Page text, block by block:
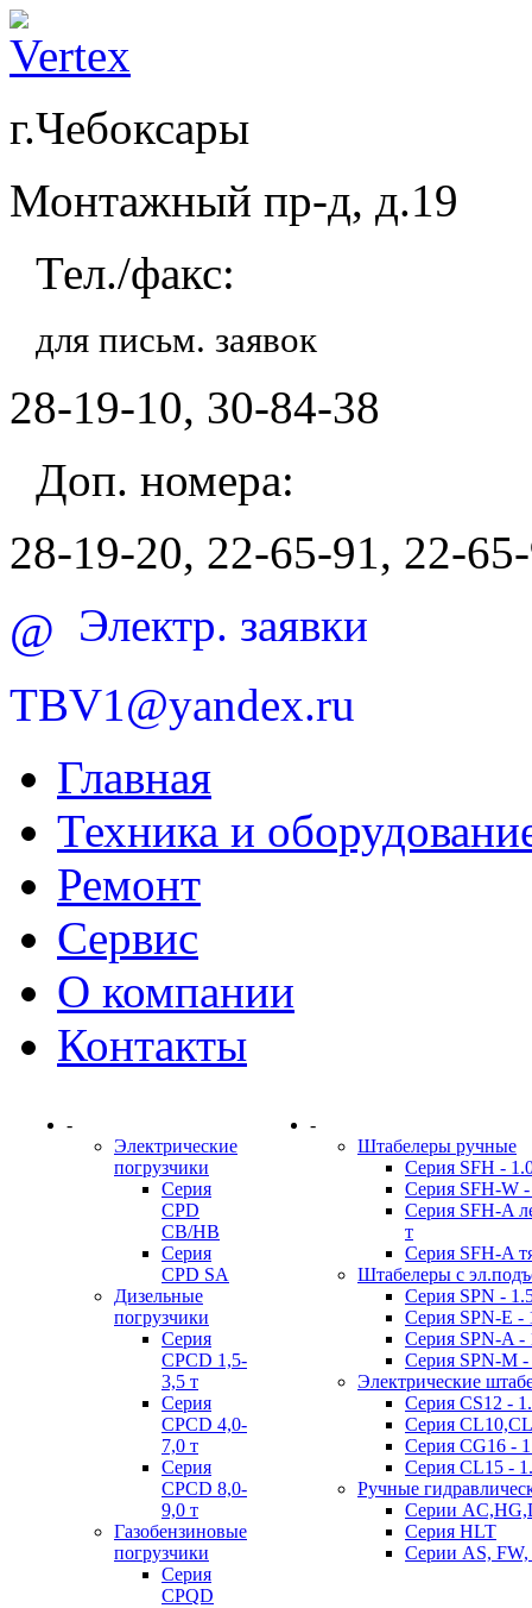
г.Чебоксары
Монтажный пр-д, д.19
Тел./факс:
для письм. заявок
28-19-10, 30-84-38
Доп. номера:
28-19-20, 22-65-91, 22-
@ Электр. заявки
TBV1@yandex.ru
Главная
Техника и
Ремонт
Сервис
О компании
Контакты
-
Электрические
погрузчики
Серия
CPD
CB/HB
Серия
CPD SA
Дизельные
погрузчики
Серия
CPCD 1,5-
3,5 т
Серия
CPCD 4,0-
7,0 т
Серия
CPCD 8,0-
9,0 т
Газобензиновые
погрузчики
Серия
CPQD
-
Штабелеры ручные
Серия SFH -
Серия SFH-W -
Серия SFH-A
т
Серия SFH-A
Штабелеры с
Серия SPN -
Серия SPN-E -
Серия SPN-A -
Серия SPN-M -
Электрические
Серия CS12 -
Серия
Серия CG16 -
Серия CL15 -
Ручные
Серии
Серия HLT
Серии AS,